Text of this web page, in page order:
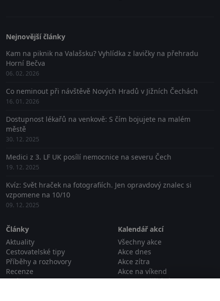
Nejnovější články
Kam na piknik na Valašsku? Vyhlídka z lavičky na přehradu
Horní Bečva
06. 02. 2026
Co neminout při návštěvě Nových Hradů v Jižních Čechách
16. 01. 2026
Dostupnost lékařů na venkově: S čím bojujete na malém
městě
30. 12. 2025
Medici z 3. LF UK posílí nemocnice na severu Čech
19. 12. 2025
Kvíz: Svět hraček na fotografiích. Jen opravdový znalec si
vzpomene na 10/10
09. 12. 2025
Články
Aktuality
Cestovatelské tipy
Příběhy a rozhovory
Recenze
Události
Kalendář akcí
Všechny akce
Akce dnes
Akce zítra
Akce na víkend
Akce na příští víkend